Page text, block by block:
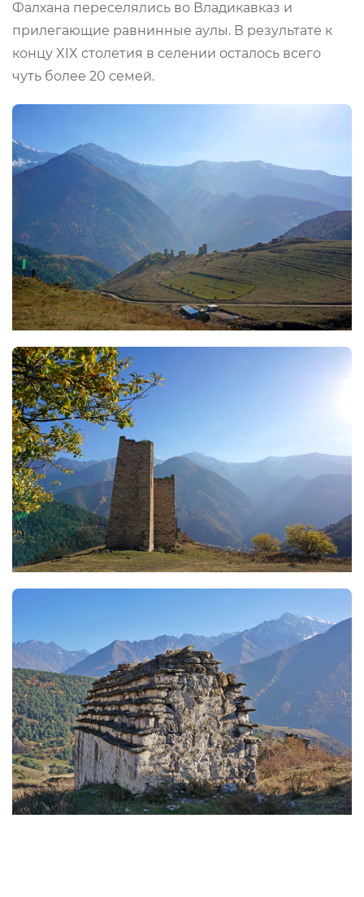
Фалхана переселялись во Владикавказ и
прилегающие равнинные аулы. В результате к
концу XIX столетия в селении осталось всего
чуть более 20 семей.